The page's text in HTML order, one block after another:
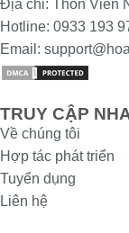
Địa chỉ: Thôn Viên
Hotline: 0933 193
Email:
TRUY CẬP
Về chúng tôi
Hợp tác phát triển
Tuyển dụng
Liên hệ